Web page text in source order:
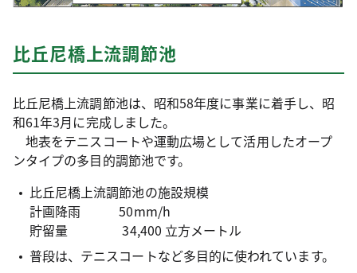
比丘尼橋上流調節池
比丘尼橋上流調節池は、昭和58年度に事業に着手し、昭
和61年3月に完成しました。
地表をテニスコートや運動広場として活用したオープ
ンタイプの多目的調節池です。
比丘尼橋上流調節池の施設規模
計画降雨 50mm/h
貯留量 34,400 立方メートル
普段は、テニスコートなど多目的に使われています。